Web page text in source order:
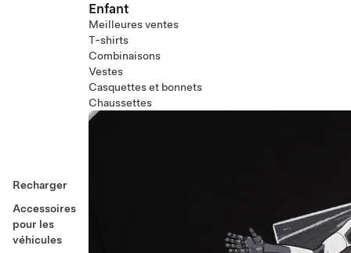
Recharger
Accessoires
pour les
véhicules
Enfant
Meilleures ventes
T-shirts
Combinaisons
Vestes
Casquettes et bonnets
Chaussettes